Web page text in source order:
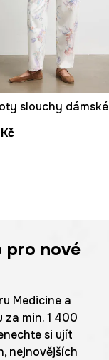
pro nové
Medicine a
za min. 1 400
si ujít
nejnovějších